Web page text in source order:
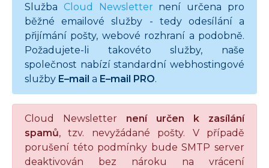
Služba Cloud Newsletter není určena pro
běžné emailové služby - tedy odesílání a
přijímání pošty, webové rozhraní a podobně.
Požadujete-li takovéto služby, naše
společnost nabízí standardní webhostingové
služby E–mail a E–mail PRO.
Cloud Newsletter není určen k zasílání
spamů, tzv. nevyžádané pošty. V případě
porušení této podmínky bude SMTP server
deaktivován bez nároku na vrácení